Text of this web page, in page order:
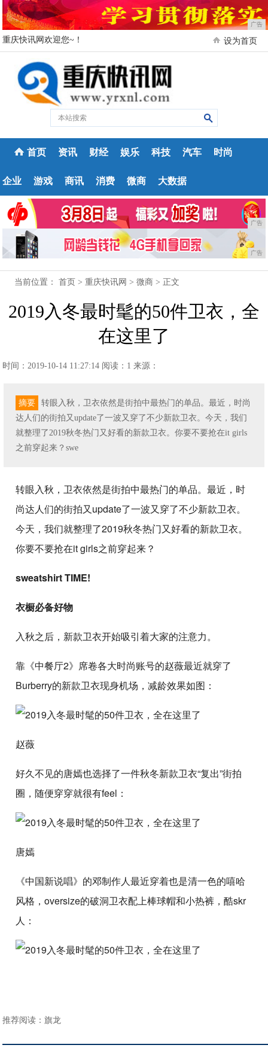
广告
重庆快讯网欢迎您~！ 设为首页
首页 资讯 财经 娱乐 科技 汽车 时尚
企业 游戏 商讯 消费 微商 大数据
广告
广告
当前位置：首页 >重庆快讯网 >微商 > 正文
2019入冬最时髦的50件卫衣，全
在这里了
时间：2019-10-14 11:27:14 阅读：1 来源：
摘要
转眼入秋，卫衣依然是街拍中最热门的单品。最近，时尚
达人们的街拍又update了一波又穿了不少新款卫衣。今天，我们
就整理了2019秋冬热门又好看的新款卫衣。你要不要抢在it girls
之前穿起来？swe
转眼入秋，卫衣依然是街拍中最热门的单品。最近，时
尚达人们的街拍又update了一波又穿了不少新款卫衣。
今天，我们就整理了2019秋冬热门又好看的新款卫衣。
你要不要抢在it girls之前穿起来？
sweatshirt TIME!
衣橱必备好物
入秋之后，新款卫衣开始吸引着大家的注意力。
靠《中餐厅2》席卷各大时尚账号的赵薇最近就穿了
Burberry的新款卫衣现身机场，减龄效果如图：
赵薇
好久不见的唐嫣也选择了一件秋冬新款卫衣“复出”街拍
圈，随便穿穿就很有feel：
唐嫣
《中国新说唱》的邓制作人最近穿着也是清一色的嘻哈
风格，oversize的破洞卫衣配上棒球帽和小热裤，酷skr
人：
推荐阅读：旗龙